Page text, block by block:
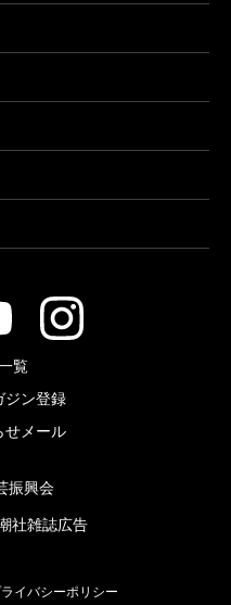
覧
ジン登録
せメール
振興会
社雑誌広告
イバシーポリシー